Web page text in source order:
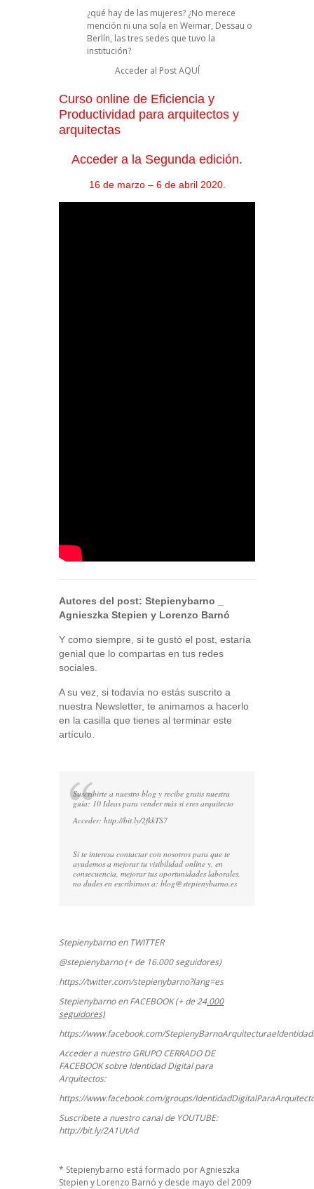
¿qué hay de las mujeres? ¿No merece
mención ni una sola en Weimar, Dessau o
Berlín, las tres sedes que tuvo la
institución?
Acceder al PostAQUÍ
Curso online de Eficiencia y
Productividad para arquitectos y
arquitectas
Acceder a la Segunda edición.
16 de marzo – 6 de abril 2020.
Autores del post: Stepienybarno
Agnieszka Stepien y Lorenzo Barnó
Y como siempre, si te gustó el post, estaría
genial que lo compartas en tus redes
sociales.
A su vez, si todavía no estás suscrito a
nuestra Newsletter, te animamos a hacerlo
en la casilla que tienes al terminar este
artículo.
Suscribirte a nuestro blog y recibe gratis nuestra
guía: 10 Ideas para vender más si eres arquitecto
Acceder: http://bit.ly/2fkkTS7
Si te interesa contactar con nosotros para que te
ayudemos a mejorar tu visibilidad online y, en
consecuencia, mejorar tus oportunidades laborales,
no dudes en escribirnos a: blog@stepienybarno.es
Stepienybarno en TWITTER
@stepienybarno (+ de 16.000 seguidores)
https://twitter.com/stepienybarno?lang=es
Stepienybarno en FACEBOOK (+ de 24.000
seguidores)
https://www.facebook.com/
Acceder a nuestro GRUPO CERRADO DE
FACEBOOK sobre Identidad Digital para
Arquitectos:
https://www.facebook.com/groups/
Suscríbete a nuestro canal de YOUTUBE:
http://bit.ly/2A1UtAd
* Stepienybarno está formado por Agnieszka
Stepien y Lorenzo Barnó y desde mayo del 2009